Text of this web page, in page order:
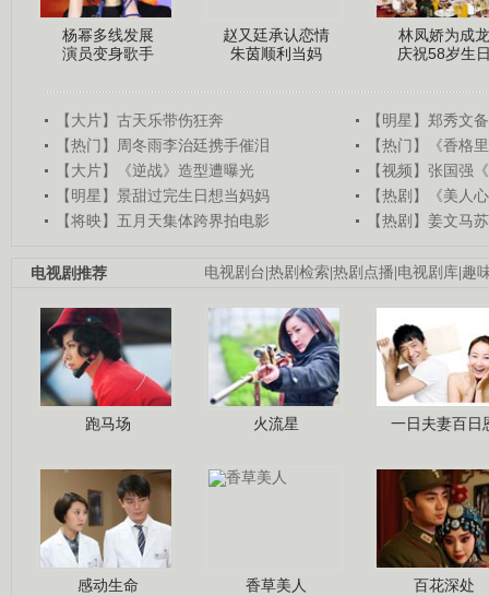
杨幂多线发展
演员变身歌手
赵又廷承认恋情
朱茵顺利当妈
林凤娇为成龙
庆祝58岁生
【大片】古天乐带伤狂奔
【明星】郑秀文
【热门】周冬雨李治廷携手催泪
【热门】《香格
【大片】《逆战》造型遭曝光
【视频】张国强
【明星】景甜过完生日想当妈妈
【热剧】《美人
【将映】五月天集体跨界拍电影
【热剧】姜文马
电视剧台|热剧检索|热剧点播|电视剧库|趣
电视剧推荐
跑马场 火流星 一日夫妻百日
感动生命 香草美人 百花深处